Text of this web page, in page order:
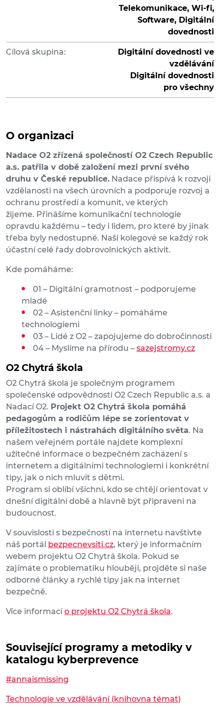
Telekomunikace, Wi-fi,
Software, Digitální
dovednosti
Cílová skupina:
Digitální dovednosti ve
vzdělávání
Digitální dovednosti
pro všechny
O organizaci
Nadace O2 zřízená společností O2 Czech Republic
a.s. patřila v době založení mezi první svého
druhu v České republice. Nadace přispívá k rozvoji
vzdělanosti na všech úrovních a podporuje rozvoj a
ochranu prostředí a komunit, ve kterých
žijeme. Přinášíme komunikační technologie
opravdu každému – tedy i lidem, pro které by jinak
třeba byly nedostupné. Naši kolegové se každý rok
účastní celé řady dobrovolnických aktivit.
Kde pomáháme:
01 – Digitální gramotnost – podporujeme
mladé
02 – Asistenční linky – pomáháme
technologiemi
03 – Lidé z O2 – zapojujeme do dobročinnosti
04 – Myslíme na přírodu – sazejstromy.cz
O2 Chytrá škola
O2 Chytrá škola je společným programem
společenské odpovědnosti O2 Czech Republic a.s. a
Nadací O2. Projekt O2 Chytrá škola pomáhá
pedagogům a rodičům lépe se zorientovat v
příležitostech i nástrahách digitálního světa. Na
našem veřejném portále najdete komplexní
užitečné informace o bezpečném zacházení s
internetem a digitálními technologiemi i konkrétní
tipy, jak o nich mluvit s dětmi.
Program si oblíbí všichni, kdo se chtějí orientovat v
dnešní digitální době a hlavně být připraveni na
budoucnost.
V souvislosti s bezpečností na internetu navštivte
náš portál bezpecnevsiti.cz, který je informačním
webem projektu O2 Chytrá škola. Pokud se
zajímáte o problematiku hlouběji, projděte si naše
odborné články a rychlé tipy jak na internet
bezpečně.
Více informacío projektu O2 Chytrá škola.
Související programy a metodiky v
katalogu kyberprevence
#annaismissing
Technologie ve vzdělávání (knihovna témat)